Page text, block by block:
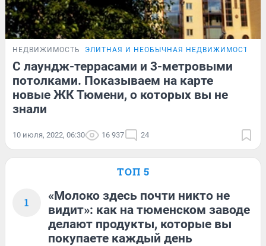
НЕДВИЖИМОСТЬ ЭЛИТНАЯ И НЕОБЫЧНАЯ НЕДВИЖИМОСТЬ
С лаундж-террасами и 3-метровыми
потолками. Показываем на карте
новые ЖК Тюмени, о которых вы не
знали
10 июля, 2022, 06:30 16 937 24
ТОП 5
1
«Молоко здесь почти никто не
видит»: как на тюменском заводе
делают продукты, которые вы
покупаете каждый день